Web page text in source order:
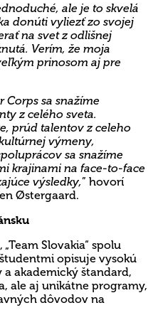
ale je to skvelá
donúti vyliezť zo svojej
na svet z odlišnej
Verím, že moja
prinosom aj pre
Corps sa snažíme
z celého sveta.
prúd talentov z celeho
výmeny,
sa snažíme
krajinami na face-to-face
výsledky,” hovorí
Østergaard.
Slovakia“ spolu
opisuje vysokú
akademický štandard,
ale aj unikátne programy,
dôvodov na